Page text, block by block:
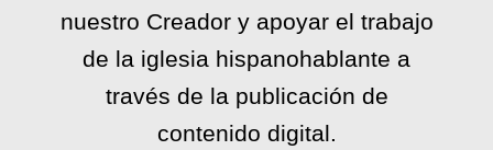
nuestro Creador y apoyar el trabajo
de la iglesia hispanohablante a
través de la publicación de
contenido digital.